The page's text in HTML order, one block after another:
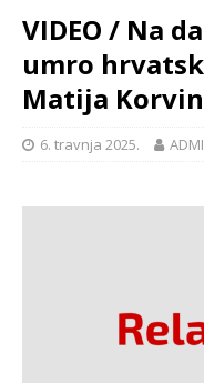
VIDEO / Na
umro
Matija Korvin
6. travnja 2025.